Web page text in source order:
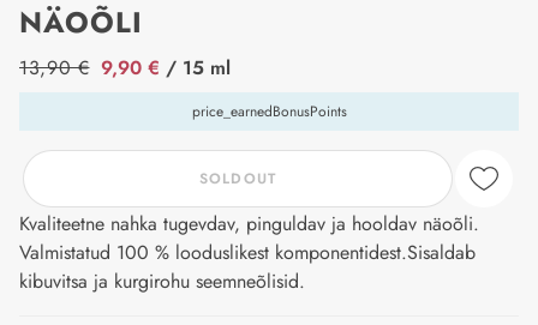
NÄOÕLI
price_label
13,90 € 9,90 € / 15 ml
price_earnedBonusPoints
SOLDOUT
Kvaliteetne nahka tugevdav, pinguldav ja hooldav näoõli.
Valmistatud 100 % looduslikest komponentidest.Sisaldab
kibuvitsa ja kurgirohu seemneõlisid.